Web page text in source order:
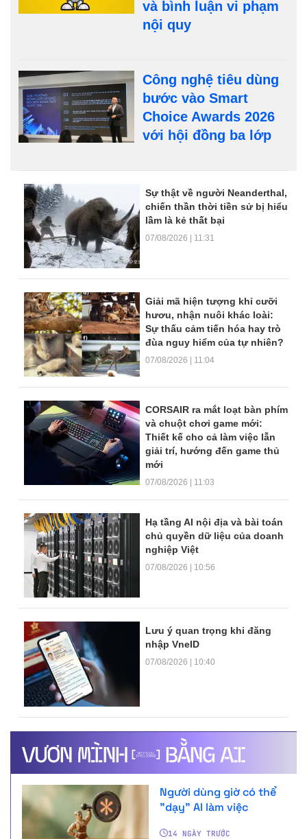
và bình luận vi phạm
nội quy
Công nghệ tiêu dùng
bước vào Smart
Choice Awards 2026
với hội đồng ba lớp
Dòng tin trang chủSự thật về người Neanderthal,
chiến thần thời tiền sử bị hiểu
lầm là kẻ thất bại
07/08/2026 | 11:31
Giải mã hiện tượng khỉ cưỡi
hươu, nhận nuôi khác loài:
Sự thấu cảm tiến hóa hay trò
đùa nguy hiểm của tự nhiên?
07/08/2026 | 11:04
CORSAIR ra mắt loạt bàn phím
và chuột chơi game mới:
Thiết kế cho cả làm việc lẫn
giải trí, hướng đến game thủ
mới
07/08/2026 | 11:03
Hạ tầng AI nội địa và bài toán
chủ quyền dữ liệu của doanh
nghiệp Việt
07/08/2026 | 10:56
Lưu ý quan trọng khi đăng
nhập VneID
07/08/2026 | 10:40
Người dùng giờ có thể
"dạy" AI làm việc
14 NGÀY TRƯỚC